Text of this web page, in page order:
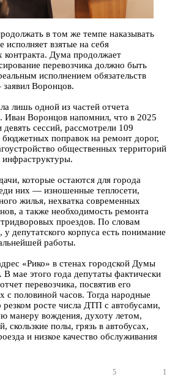
в том же темпе наказывать
исполняет взятые на себя
контракта. Дума продолжает
перевозчика должно быть
исполнением обязательств
Воронцов.
лишь одной из частей отчета
Иван Воронцов напомнил, что в 2025
сессий, рассмотрели 109
поправок на ремонт дорог,
общественных территорий
инфраструктуры.
которые остаются для города
них — изношенные теплосети,
жилья, нехватка современных
а также необходимость ремонта
проездов. По словам
депутатского корпуса есть понимание
работы.
«Рико» в стенах городской Думы
В мае этого года депутаты фактически
перевозчика, посвятив его
с половиной часов. Тогда народные
резком росте числа ДТП с автобусами,
манеру вождения, духоту летом,
скользкие полы, грязь в автобусах,
и низкое качество обслуживания
5 1